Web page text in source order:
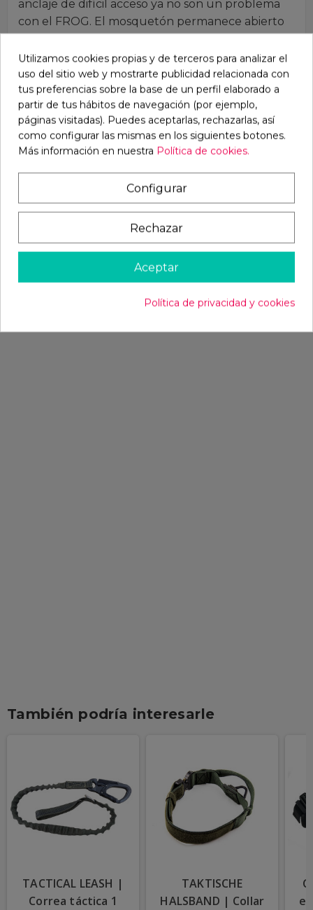
anclaje de difícil acceso ya no son un problema
con el FROG. El mosquetón permanece abierto
anclaje. Este toque hace que el FROG se
bloquee automáticamente, creando una
conexión segura con el punto de anclaje.
Mientras el mosquetón esté bajo carga, estará
bloqueado de forma segura y no podrá abrirse.
Detalles:
Carga de rotura: 25 kN.
Dimensiones: 89x 51 mm.
CE, EN 362/A/T, EN 12275/A,
UIAA, EAC
Puede descargar el catálogo
completoDESCARGAR y pedirnos las tarifas
También podría interesarle
TACTICAL LEASH |
Correa táctica 1
TAKTISCHE
HALSBAND | Collar
Utilizamos cookies propias y de terceros para analizar el
uso del sitio web y mostrarte publicidad relacionada con
tus preferencias sobre la base de un perfil elaborado a
partir de tus hábitos de navegación (por ejemplo,
páginas visitadas). Puedes aceptarlas, rechazarlas, así
como configurar las mismas en los siguientes botones.
Más información en nuestra Política de cookies.
Configurar
Rechazar
Aceptar
Política de privacidad y cookies